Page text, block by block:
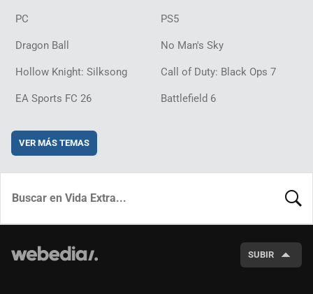
PC PS5
Dragon Ball No Man's Sky
Hollow Knight: Silksong Call of Duty: Black Ops 7
EA Sports FC 26 Battlefield 6
VER MÁS TEMAS
SUBIR